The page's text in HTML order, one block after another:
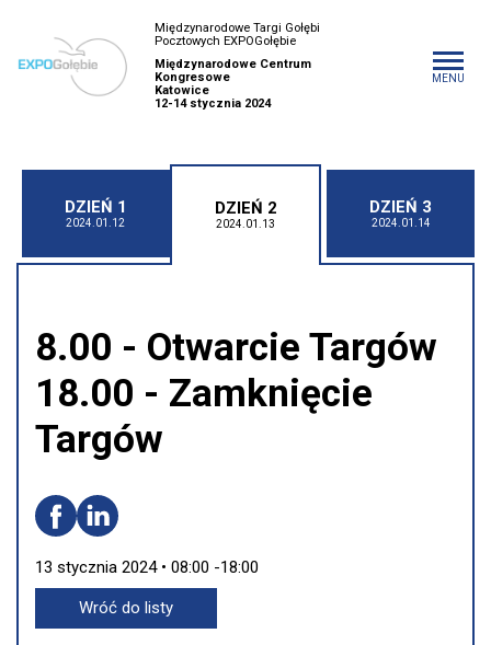
Międzynarodowe Targi Gołębi
Pocztowych EXPOGołębie
Międzynarodowe Centrum
Kongresowe
Katowice
12-14 stycznia 2024
MENU
DZIEŃ 1
2024.01.12
DZIEŃ 2
2024.01.13
DZIEŃ 3
2024.01.14
8.00 - Otwarcie Targów
18.00 - Zamknięcie
Targów
13 stycznia 2024 • 08:00 -18:00
Wróć do listy